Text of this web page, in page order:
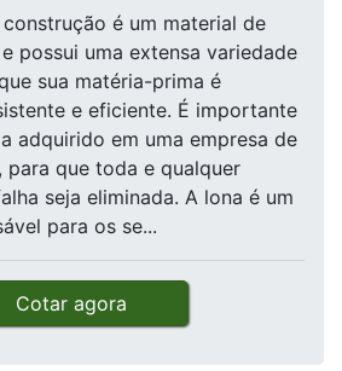
é um material de
possui uma extensa variedade
sua matéria-prima é
e eficiente. É importante
adquirido em uma empresa de
para que toda e qualquer
seja eliminada. A lona é um
para os se...
Cotar agora